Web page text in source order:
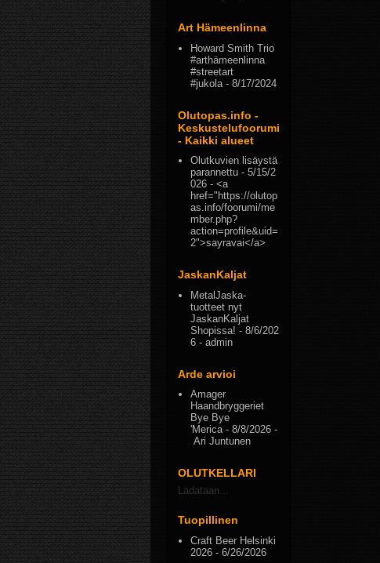
Art Hämeenlinna
Howard Smith Trio
#arthämeenlinna
#streetart
#jukola - 8/17/2024
Olutopas.info -
Keskustelufoorumi
- Kaikki alueet
Olutkuvien lisäystä
parannettu - 5/15/2
026 - <a
href="https://olutop
as.info/foorumi/me
mber.php?
action=profile&uid=
2">sayravai</a>
JaskanKaljat
MetalJaska-
tuotteet nyt
JaskanKaljat
Shopissa! - 8/6/202
6 - admin
Arde arvioi
Amager
Haandbryggeriet
Bye Bye
'Merica- 8/8/2026 -
Ari Juntunen
OLUTKELLARI
Ladataan...
Tuopillinen
Craft Beer Helsinki
2026 - 6/26/2026